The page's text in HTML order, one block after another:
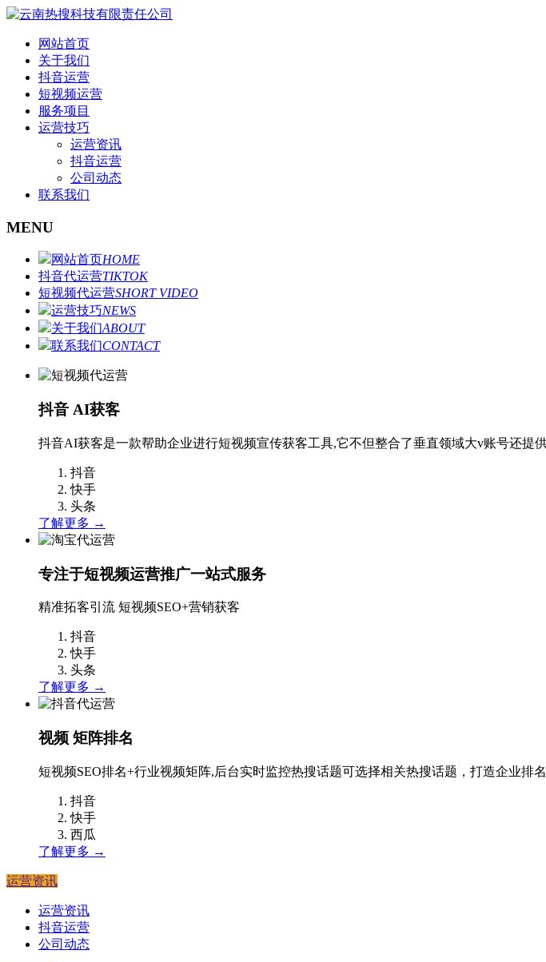
网站首页
关于我们
抖音运营
短视频运营
服务项目
运营技巧
运营资讯
抖音运营
公司动态
联系我们
MENU
网站首页HOME
抖音代运营TIKTOK
短视频代运营SHORT VIDEO
运营技巧NEWS
关于我们ABOUT
联系我们CONTACT
抖音 AI获客
抖音AI获客是一款帮助企业进行短视频宣传获客工具,它不但整合了垂直领域大v账号还
抖音
快手
头条
了解更多 →
专注于短视频运营推广一站式服务
精准拓客引流 短视频SEO+营销获客
抖音
快手
头条
了解更多 →
视频 矩阵排名
短视频SEO排名+行业视频矩阵,后台实时监控热搜话题可选择相关热搜话题，打造企业排名
抖音
快手
西瓜
了解更多 →
运营资讯
运营资讯
抖音运营
公司动态